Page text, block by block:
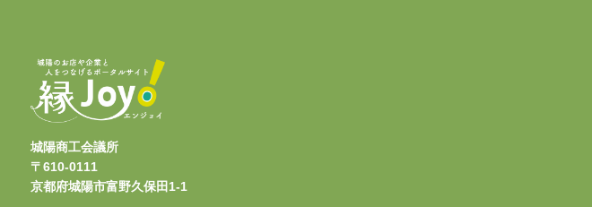
城陽商工会議所
〒610-0111
京都府城陽市富野久保田1-1